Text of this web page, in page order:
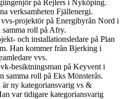
på Rejlers i Nyköping.
verksamheten Fjällenergi.
projektör på Energibyrån Nord i
roll på Afry.
och installationsledare på Plan
Han kommer från Bjerking i
vvs.
besiktningsman på Keyvent i
samma roll på Eks Mönsterås.
är ny kategoriansvarig vs &
var tidigare kategoriansvarig